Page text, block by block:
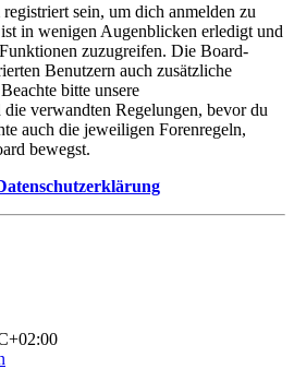
sein, um dich anmelden zu
in wenigen Augenblicken erledigt und
zuzugreifen. Die Board-
Benutzern auch zusätzliche
bitte unsere
verwandten Regelungen, bevor du
auch die jeweiligen Forenregeln,
bewegst.